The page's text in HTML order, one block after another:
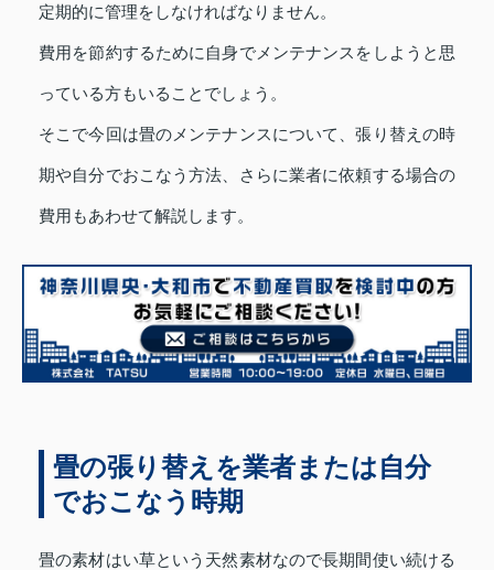
定期的に管理をしなければなりません。
費用を節約するために自身でメンテナンスをしようと思
っている方もいることでしょう。
そこで今回は畳のメンテナンスについて、張り替えの時
期や自分でおこなう方法、さらに業者に依頼する場合の
費用もあわせて解説します。
畳の張り替えを業者または自分
でおこなう時期
畳の素材はい草という天然素材なので長期間使い続ける